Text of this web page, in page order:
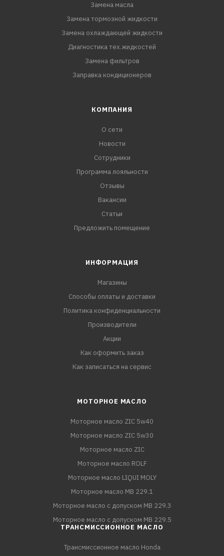
Замена масла
Замена тормозной жидкости
Замена охлаждающей жидкости
Диагностика тех.жидкостей
Замена фильтров
Заправка кондиционеров
КОМПАНИЯ
О сети
Новости
Сотрудники
Программа лояльности
Отзывы
Вакансии
Статьи
Предложить помещение
ИНФОРМАЦИЯ
Магазины
Способы оплаты и доставки
Политика конфиденциальности
Производители
Акции
Как оформить заказ
Как записаться на сервис
МОТОРНОЕ МАСЛО
Моторное масло ZIC 5w40
Моторное масло ZIC 5w30
Моторное масло ZIC
Моторное масло ROLF
Моторное масло LIQUI MOLY
Моторное масло MB 229.1
Моторное масло с допуском MB 229.3
Моторное масло с допуском MB 229.5
ТРАНСМИССИОННОЕ МАСЛО
Трансмиссионное масло Honda